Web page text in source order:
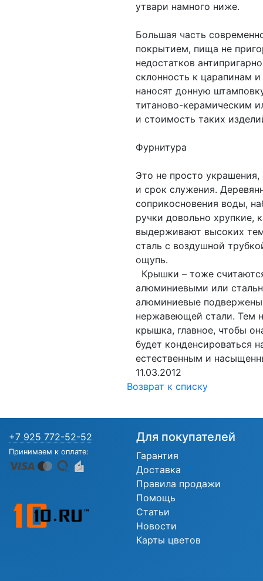
утвари намного ниже.
Большая часть
покрытием, пища не
недостатков
склонность к царапинам
наносят донную
титаново-керамическим
и стоимость таких
Фурнитура
Это не просто украшения,
и срок служения.
соприкосновения воды,
ручки довольно хрупкие,
выдерживают высоких
сталь с воздушной
ощупь.
Крышки – тоже
алюминиевыми или
алюминиевые
нержавеющей стали. Тем
крышка, главное, чтобы
будет конденсироваться
естественным и
11.03.2012
Возврат к списку
+7 925 772-52-52
Принимаем к оплате:
Для покупателей
Гарантия
Доставка
Правила продажи
Помощь
Статьи
Новости
Карты цветов